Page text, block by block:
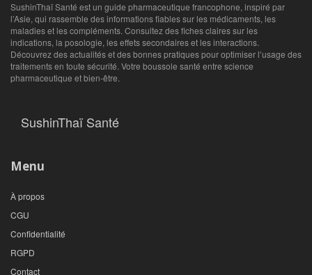
SushinThaï Santé est un guide pharmaceutique francophone, inspiré par
l’Asie, qui rassemble des informations fiables sur les médicaments, les
maladies et les compléments. Consultez des fiches claires sur les
indications, la posologie, les effets secondaires et les interactions.
Découvrez des actualités et des bonnes pratiques pour optimiser l’usage des
traitements en toute sécurité. Votre boussole santé entre science
pharmaceutique et bien‑être.
SushinThaï Santé
Menu
À propos
CGU
Confidentialité
RGPD
Contact